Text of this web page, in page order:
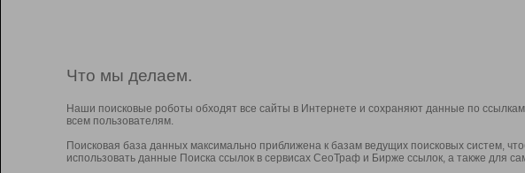
Что мы делаем.
Наши поисковые роботы обходят все сайты в Интернете и сохраняют данные по
всем пользователям.
Поисковая база данных максимально приближена к базам ведущих поисковых систем,
использовать данные Поиска ссылок в сервисах СеоТраф и Бирже ссылок, а также для